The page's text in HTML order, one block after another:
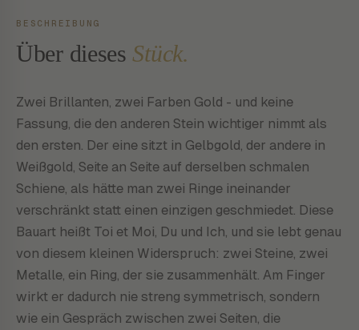
BESCHREIBUNG
Über dieses Stück.
Zwei Brillanten, zwei Farben Gold - und keine
Fassung, die den anderen Stein wichtiger nimmt als
den ersten. Der eine sitzt in Gelbgold, der andere in
Weißgold, Seite an Seite auf derselben schmalen
Schiene, als hätte man zwei Ringe ineinander
verschränkt statt einen einzigen geschmiedet. Diese
Bauart heißt Toi et Moi, Du und Ich, und sie lebt genau
von diesem kleinen Widerspruch: zwei Steine, zwei
Metalle, ein Ring, der sie zusammenhält. Am Finger
wirkt er dadurch nie streng symmetrisch, sondern
wie ein Gespräch zwischen zwei Seiten, die